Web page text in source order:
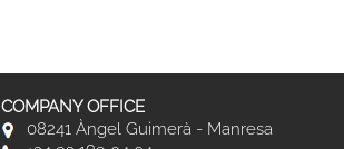
COMPANY OFFICE
08241 Àngel Guimerà - Manresa